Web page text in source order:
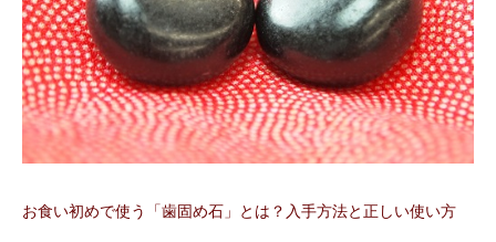
お食い初めで使う「歯固め石」とは？入手方法と正しい使い方